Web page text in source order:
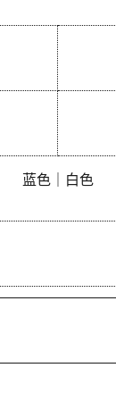
蓝色｜白色